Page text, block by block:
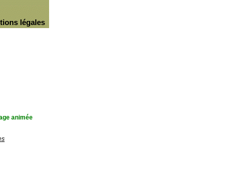
légales
animée